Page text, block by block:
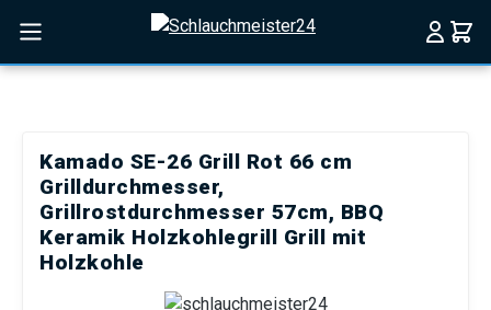
Zum Hauptinhalt springen
Kamado SE-26 Grill Rot 66 cm
Grilldurchmesser,
Grillrostdurchmesser 57cm, BBQ
Keramik Holzkohlegrill Grill mit
Holzkohle